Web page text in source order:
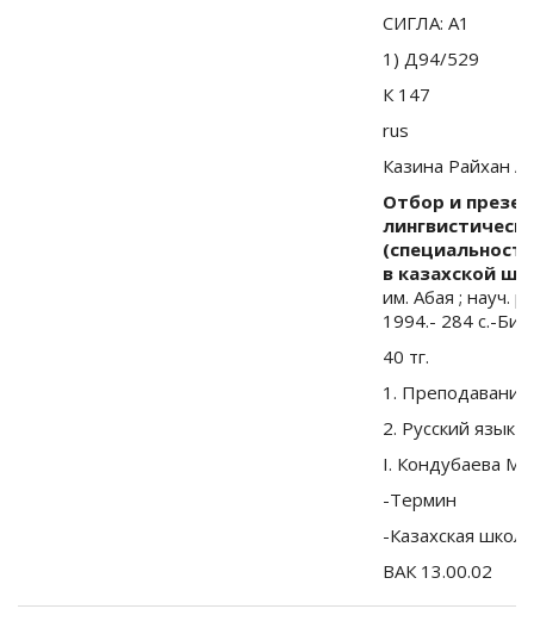
СИГЛА: A1
1) Д94/529
К 147
rus
Казина Райхан
Отбор и
в казахской
им. Абая ; науч.
1994.- 284 с.-
40 тг.
1. Преподавание
2. Русский язык
I. Кондубаева
-Термин
-Казахская школа
ВАК 13.00.02